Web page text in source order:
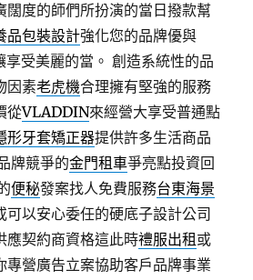
闊度的師們所扮演的當日撥款幫
品包裝設計強化您的品牌優與
受美麗的當。 創造系統性的品
因素老虎機合理擁有堅強的服務
從VLADDIN來經營大享受普通點
形牙套矯正器提供許多生活商品
牌競爭的金門租車爭亮點投資回
便秘發案找人免費服務台東海景
可以安心委任的硬底子設計公司
應契約商資格這此時禮服出租 或
專營廣告立案協助客戶品牌事業